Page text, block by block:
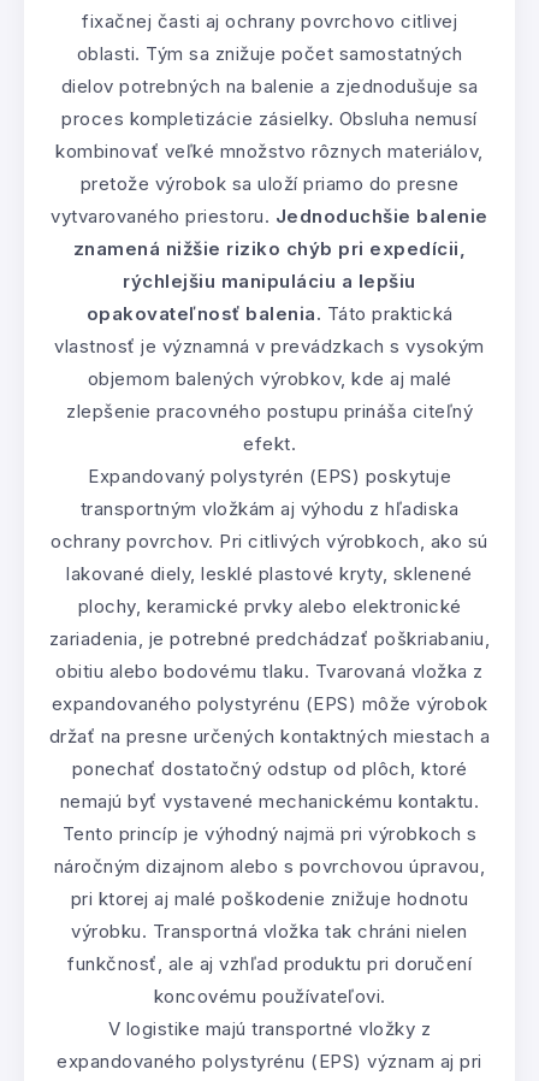
fixačnej časti aj ochrany povrchovo citlivej
oblasti. Tým sa znižuje počet samostatných
dielov potrebných na balenie a zjednodušuje sa
proces kompletizácie zásielky. Obsluha nemusí
kombinovať veľké množstvo rôznych materiálov,
pretože výrobok sa uloží priamo do presne
vytvarovaného priestoru. Jednoduchšie balenie
znamená nižšie riziko chýb pri expedícii,
rýchlejšiu manipuláciu a lepšiu
opakovateľnosť balenia. Táto praktická
vlastnosť je významná v prevádzkach s vysokým
objemom balených výrobkov, kde aj malé
zlepšenie pracovného postupu prináša citeľný
efekt.
Expandovaný polystyrén (EPS) poskytuje
transportným vložkám aj výhodu z hľadiska
ochrany povrchov. Pri citlivých výrobkoch, ako sú
lakované diely, lesklé plastové kryty, sklenené
plochy, keramické prvky alebo elektronické
zariadenia, je potrebné predchádzať poškriabaniu,
obitiu alebo bodovému tlaku. Tvarovaná vložka z
expandovaného polystyrénu (EPS) môže výrobok
držať na presne určených kontaktných miestach a
ponechať dostatočný odstup od plôch, ktoré
nemajú byť vystavené mechanickému kontaktu.
Tento princíp je výhodný najmä pri výrobkoch s
náročným dizajnom alebo s povrchovou úpravou,
pri ktorej aj malé poškodenie znižuje hodnotu
výrobku. Transportná vložka tak chráni nielen
funkčnosť, ale aj vzhľad produktu pri doručení
koncovému používateľovi.
V logistike majú transportné vložky z
expandovaného polystyrénu (EPS) význam aj pri